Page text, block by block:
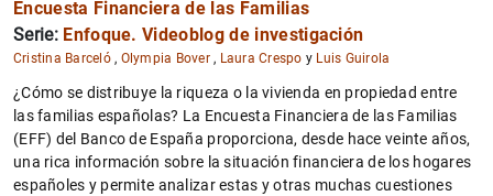
Encuesta Financiera de las Familias
Serie: Enfoque. Videoblog de investigación
Cristina Barceló, Olympia Bover, Laura Crespo y Luis Guirola
¿Cómo se distribuye la riqueza o la vivienda en propiedad entre
las familias españolas? La Encuesta Financiera de las Familias
(EFF) del Banco de España proporciona, desde hace veinte años,
una rica información sobre la situación financiera de los hogares
españoles y permite analizar estas y otras muchas cuestiones